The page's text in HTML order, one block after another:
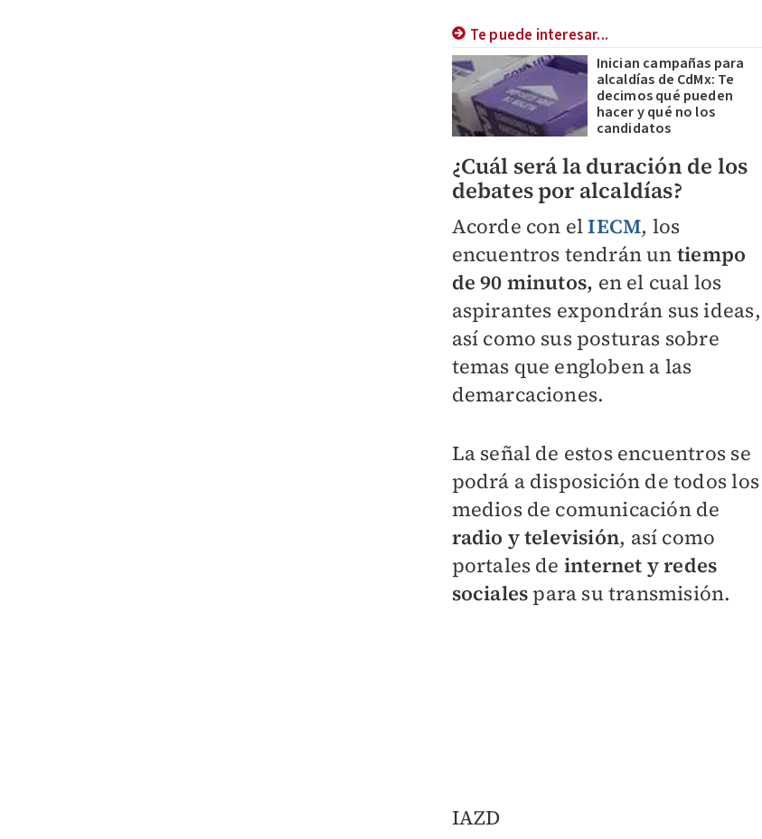
Te puede interesar...
Inician campañas para
alcaldías de CdMx: Te
decimos qué pueden
hacer y qué no los
candidatos
¿Cuál será la duración de los
debates por alcaldías?
Acorde con elIECM, los
encuentros tendrán un tiempo
de 90 minutos, en el cual los
aspirantes expondrán sus ideas,
así como sus posturas sobre
temas que engloben a las
demarcaciones.
La señal de estos encuentros se
podrá a disposición de todos los
medios de comunicación de
radio y televisión, así como
portales de internet y redes
sociales para su transmisión.
IAZD